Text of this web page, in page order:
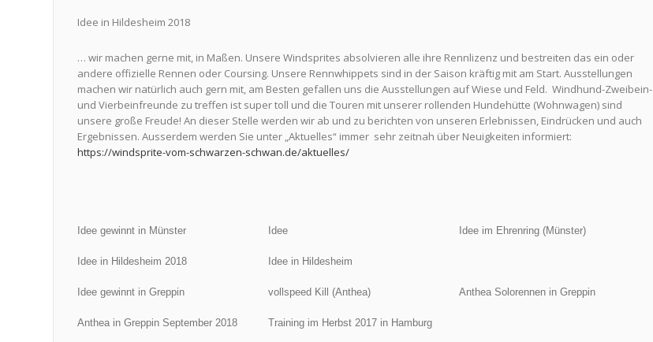
Idee in Hildesheim 2018
… wir machen gerne mit, in Maßen. Unsere Windsprites absolvieren alle ihre Rennlizenz und bestreiten das ein oder
andere offizielle Rennen oder Coursing. Unsere Rennwhippets sind in der Saison kräftig mit am Start. Ausstellungen
machen wir natürlich auch gern mit, am Besten gefallen uns die Ausstellungen auf Wiese und Feld. Windhund-Zweibein-
und Vierbeinfreunde zu treffen ist super toll und die Touren mit unserer rollenden Hundehütte (Wohnwagen) sind
unsere große Freude! An dieser Stelle werden wir ab und zu berichten von unseren Erlebnissen, Eindrücken und auch
Ergebnissen. Ausserdem werden Sie unter „Aktuelles“ immer sehr zeitnah über Neuigkeiten informiert:
https://windsprite-vom-schwarzen-schwan.de/aktuelles/
Idee gewinnt in Münster Idee Idee im Ehrenring (Münster)
Idee in Hildesheim 2018 Idee in Hildesheim
Idee gewinnt in Greppin vollspeed Kill (Anthea) Anthea Solorennen in Greppin
Anthea in Greppin September 2018 Training im Herbst 2017 in Hamburg